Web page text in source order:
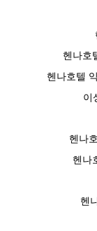
헨나호
헨나호텔
이
헨나
헨나
헨